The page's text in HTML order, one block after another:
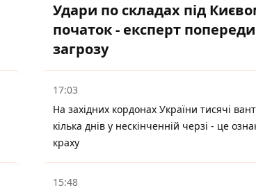
Удари по складах під
початок - експерт
загрозу
17:03
На західних кордонах України тисячі
кілька днів у нескінченній черзі - це
краху
15:48